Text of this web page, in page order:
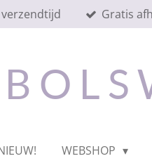
Gratis
O L S
WEBSHOP